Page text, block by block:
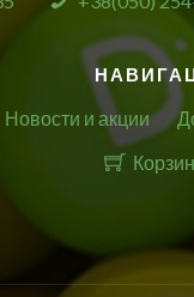
Новости и акции